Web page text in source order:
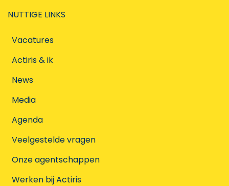
NUTTIGE LINKS
Vacatures
Actiris & ik
News
Media
Agenda
Veelgestelde vragen
Onze agentschappen
Werken bij Actiris